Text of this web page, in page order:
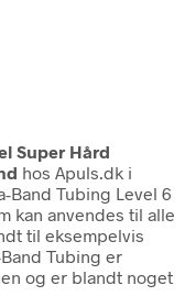
Super Hård
hos Apuls.dk i
Band Tubing Level 6
kan anvendes til alle
til eksempelvis
Tubing er
og er blandt noget